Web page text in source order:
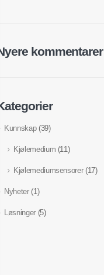
kommentarer
Kunnskap(39)
Kjølemedium (11)
Kjølemediumsensorer(17)
Nyheter(1)
Løsninger(5)